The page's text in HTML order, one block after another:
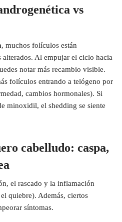
vs
, muchos folículos están
Al empujar el ciclo hacia
notar más recambio visible.
folículos entrando a telógeno por
cambios hormonales). Si
minoxidil, el shedding se siente
cabelludo: caspa,
el rascado y la inflamación
quiebre). Además, ciertos
síntomas.